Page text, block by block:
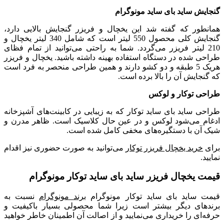
گنجایش ساید بای ساید مونوگرام
همانطور که گفته شد این یخچال و فریزر گنجایش بالایی دارد،
گنجایش کلی محصول 550 لیتر است که شامل 340 لیتر یخچال و
210 لیتر فریزر می‌گردد. شما به راحتی می‌توانید از تمام فظای
طراحی شده در دستگاه استفاده بهینه داشته باشید. یخچال و فریزر
هریک 5 طبقه و دو کشو دارند و همین طراحی منحصر به فرد است
که گنجایش آن را بالا برده است.
طراحی توکار و لوکس
طراحی ساید بای ساید توکار که به زیبایی در کابینت‌های آشپزخانه
ادغام می‌شود لوکس و در عین حال کلاسیک است. ظاهر مدرن و
شیک آن با دستگیره‌های مخفی کامل شده است.
برای خرید یخچال فریزر توکار می‌توانید به صورت حضوری نیز اقدام
نمایید.
قیمت یخچال فریزر ساید بای ساید توکار مونوگرام
قیمت ساید بای ساید توکار مونوگرام برند مونوگرام نسبت به
برندهای دیگر بیشتر است زیرا شما محصولی بسیار باکیفیت و
حرفه‌ای را خریداری می‌نمایید و از اصالت آن اطمینان خاطر خواهید